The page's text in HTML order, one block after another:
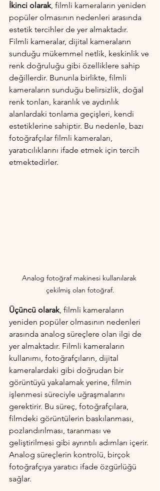
İkinci olarak, filmli kameraların yeniden
popüler olmasının nedenleri arasında
estetik tercihler de yer almaktadır.
Filmli kameralar, dijital kameraların
sunduğu mükemmel netlik, keskinlik ve
renk doğruluğu gibi özelliklere sahip
değillerdir. Bununla birlikte, filmli
kameraların sunduğu belirsizlik, doğal
renk tonları, karanlık ve aydınlık
alanlardaki tonlama geçişleri, kendi
estetiklerine sahiptir. Bu nedenle, bazı
fotoğrafçılar filmli kameraları,
yaratıcılıklarını ifade etmek için tercih
etmektedirler.
Analog fotoğraf makinesi kullanılarak
çekilmiş olan fotoğraf.
Üçüncü olarak, filmli kameraların
yeniden popüler olmasının nedenleri
arasında analog süreçlere olan ilgi de
yer almaktadır. Filmli kameraların
kullanımı, fotoğrafçıların, dijital
kameralardaki gibi doğrudan bir
görüntüyü yakalamak yerine, filmin
işlenmesi süreciyle uğraşmalarını
gerektirir. Bu süreç, fotoğrafçılara,
filmdeki görüntülerin baskılanması,
pozlandırılması, taranması ve
geliştirilmesi gibi ayrıntılı adımları içerir.
Analog süreçlerin kontrolü, birçok
fotoğrafçıya yaratıcı ifade özgürlüğü
sağlar.